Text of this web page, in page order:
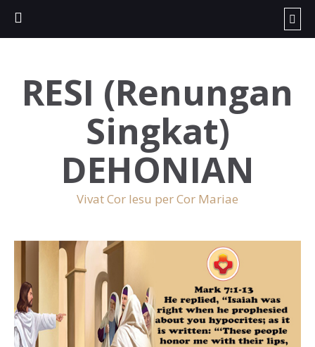
RESI (Renungan
Singkat)
DEHONIAN
Vivat Cor Iesu per Cor Mariae